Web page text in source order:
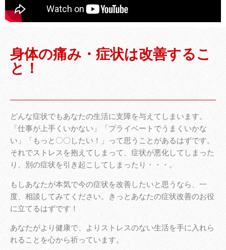
身体の痛み・症状は改善するこ
と！
どんな症状でもあなたの生活に支障を与えてしまいます。
「仕事が上手くいかない」「プライベートでうまくいかな
い」「もっと〇〇したい！」って思うことがあるはずです。
それでストレスを抱えてしまって、症状が悪化してしまった
り、別の症状を引き起こしてしまったり・・・。
もしあなたが本気で今の症状を改善したいと思うなら、一
度、相談してみてください。きっとあなたの症状改善のお役
に立てるはずです！
あなたがより健康で、よりストレスのない生活を手に入れら
れることを心から祈っています。